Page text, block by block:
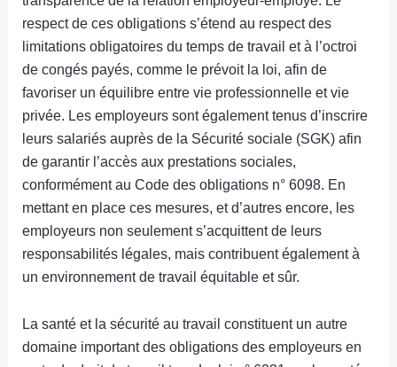
respect de ces obligations s’étend au respect des
limitations obligatoires du temps de travail et à l’octroi
de congés payés, comme le prévoit la loi, afin de
favoriser un équilibre entre vie professionnelle et vie
privée. Les employeurs sont également tenus d’inscrire
leurs salariés auprès de la Sécurité sociale (SGK) afin
de garantir l’accès aux prestations sociales,
conformément au Code des obligations n° 6098. En
mettant en place ces mesures, et d’autres encore, les
employeurs non seulement s’acquittent de leurs
responsabilités légales, mais contribuent également à
un environnement de travail équitable et sûr.
La santé et la sécurité au travail constituent un autre
domaine important des obligations des employeurs en